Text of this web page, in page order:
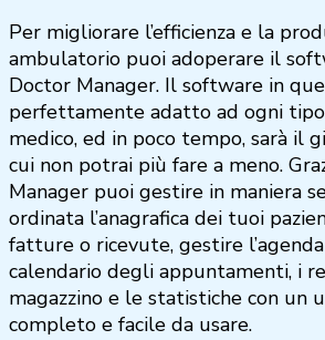
Per migliorare l’efficienza e la
ambulatorio puoi adoperare il
Doctor Manager. Il software in
perfettamente adatto ad ogni
medico, ed in poco tempo, sarà il
cui non potrai più fare a meno.
Manager puoi gestire in maniera
ordinata l’anagrafica dei tuoi
fatture o ricevute, gestire
calendario degli appuntamenti, i
magazzino e le statistiche con un
completo e facile da usare.